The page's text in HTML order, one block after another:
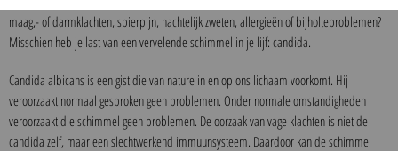
maag,- of darmklachten, spierpijn, nachtelijk zweten, allergieën of bijholteproblemen?
Misschien heb je last van een vervelende schimmel in je lijf: candida.
Candida albicans is een gist die van nature in en op ons lichaam voorkomt. Hij
veroorzaakt normaal gesproken geen problemen. Onder normale omstandigheden
veroorzaakt die schimmel geen problemen. De oorzaak van vage klachten is niet de
candida zelf, maar een slechtwerkend immuunsysteem. Daardoor kan de schimmel